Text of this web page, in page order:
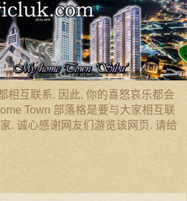
相互联系. 因此, 你的喜怒哀乐都会
Town 部落格是要与大家相互联
. 诚心感谢网友们游览该网页. 请给